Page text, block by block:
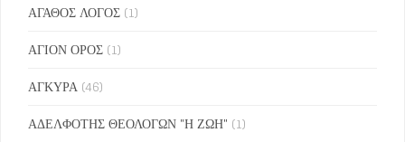
ΑΓΑΘΟΣ ΛΟΓΟΣ (1)
ΑΓΙΟΝ ΟΡΟΣ (1)
ΑΓΚΥΡΑ (46)
ΑΔΕΛΦΟΤΗΣ ΘΕΟΛΟΓΩΝ "Η ΖΩΗ" (1)